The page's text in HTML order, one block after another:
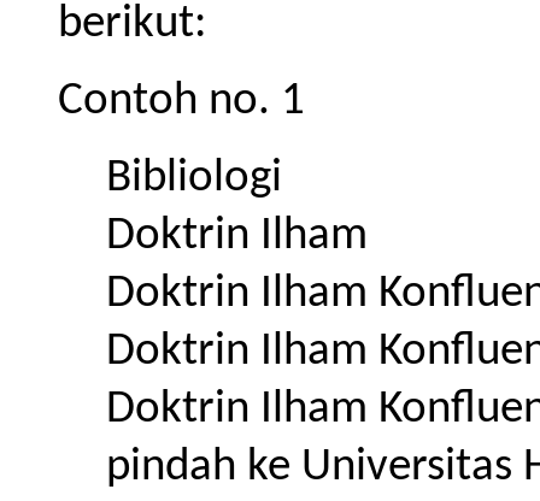
berikut:
Contoh no. 1
Bibliologi
Doktrin Ilham
Doktrin Ilham
Doktrin Ilham
Doktrin Ilham
pindah ke Universitas